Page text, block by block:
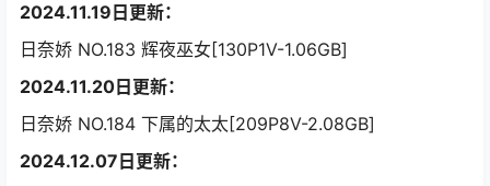
2024.11.19日更新：
日奈娇 NO.183 辉夜巫女[130P1V-1.06GB]
2024.11.20日更新：
日奈娇 NO.184 下属的太太[209P8V-2.08GB]
2024.12.07日更新：